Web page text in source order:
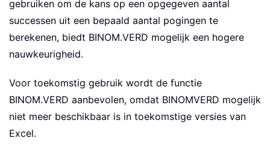
gebruiken om de kans op een opgegeven aantal
successen uit een bepaald aantal pogingen te
berekenen, biedt BINOM.VERD mogelijk een hogere
nauwkeurigheid.
Voor toekomstig gebruik wordt de functie
BINOM.VERD aanbevolen, omdat BINOMVERD mogelijk
niet meer beschikbaar is in toekomstige versies van
Excel.